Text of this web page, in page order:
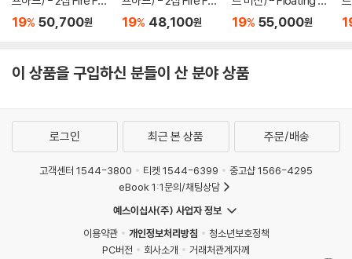
m The Hip [컬러 LP]
19% 50,700원
m The Hip [LP]
19% 48,100원
orld Live [2LP]
19% 55,000원
이 상품을 구입하신 분들이 산 분야 상품
로그인 최근 본 상품 주문/배송
고객센터 1544-3800 티켓 1544-6399
중고샵 1566-4295
eBook 1:1문의/채팅상담
예스이십사(주) 사업자 정보
이용약관
개인정보처리방침
청소년보호정책
PC버전
회사소개 거래처관계자께